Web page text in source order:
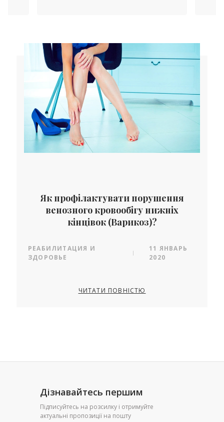
Як профілактувати порушення
венозного кровообігу нижніх
кінцівок (Варикоз)?
РЕАБИЛИТАЦИЯ И
ЗДОРОВЬЕ
11 ЯНВАРЬ
2020
ЧИТАТИ ПОВНІСТЮ
Дізнавайтесь першим
Підписуйтесь на розсилку і отримуйте
актуальні пропозиції на пошту